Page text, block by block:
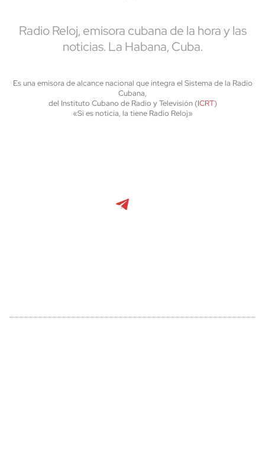
Radio Reloj, emisora cubana de la hora y las
noticias. La Habana, Cuba.
Es una emisora de alcance nacional que integra el Sistema de la Radio
Cubana,
del Instituto Cubano de Radio y Televisión (ICRT)
«Si es noticia, la tiene Radio Reloj»